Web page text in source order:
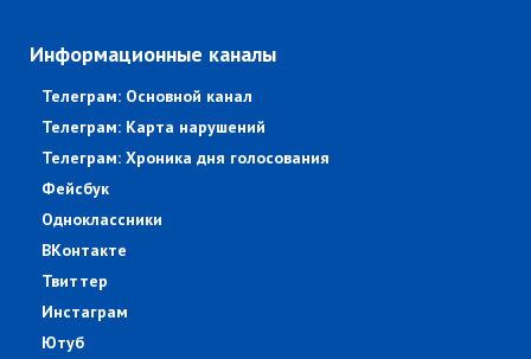
Информационные каналы
Телеграм: Основной канал
Телеграм: Карта нарушений
Телеграм: Хроника дня голосования
Фейсбук
Одноклассники
ВКонтакте
Твиттер
Инстаграм
Ютуб